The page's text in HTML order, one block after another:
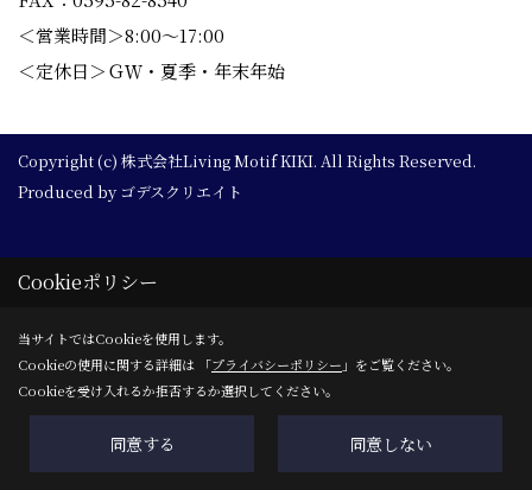
＜営業時間＞8:00～17:00
＜定休日＞ＧＷ・夏季・年末年始
Copyright (c) 株式会社Living Motif KIKI. All Rights Reserved.
Produced by ゴデスクリエイト
Cookieポリシー
当サイトではCookieを使用します。
Cookieの使用に関する詳細は 「プライバシーポリシー 」をご覧ください。
Cookieを受け入れるか拒否するか選択してください。
同意する 同意しない